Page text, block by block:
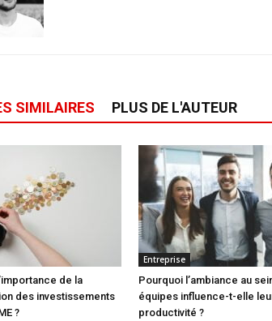
SIMILAIRES PLUS DE L'AUTEUR
de la
des investissements
?
Entreprise
Pourquoi l’ambiance au
équipes influence-t-elle
productivité ?